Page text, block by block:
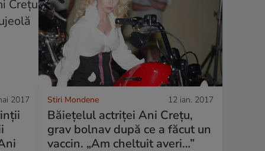
2017 Stiri Mondene 12 ian. 2017
Băiețelul actriței Ani Crețu,
grav bolnav după ce a făcut un
vaccin. „Am cheltuit averi…”